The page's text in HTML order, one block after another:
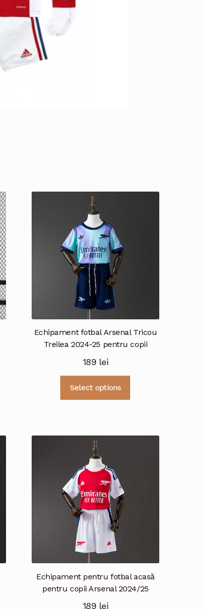
Echipament fotbal Arsenal Tricou
Treilea 2024-25 pentru copii
189 lei
Select options
Echipament pentru fotbal acasă
pentru copii Arsenal 2024/25
189 lei